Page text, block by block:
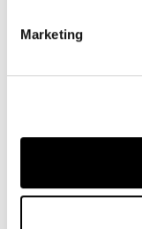
Marketing